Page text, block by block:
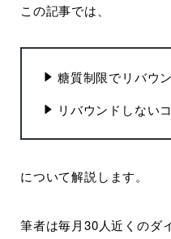
この記事では、
糖質制限でリバウ
リバウンドしない
について解説します。
筆者は毎月30人近くのダ